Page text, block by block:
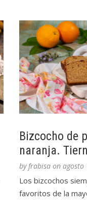
Bizcocho de
naranja.
byfrabisa on agosto
Los bizcochos
favoritos de la